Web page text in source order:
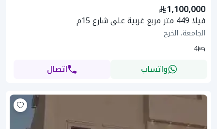
1,100,000
فيلا 449 متر مربع غربية على شارع 15م
الجامعة، الخرج
4
واتساب اتصال